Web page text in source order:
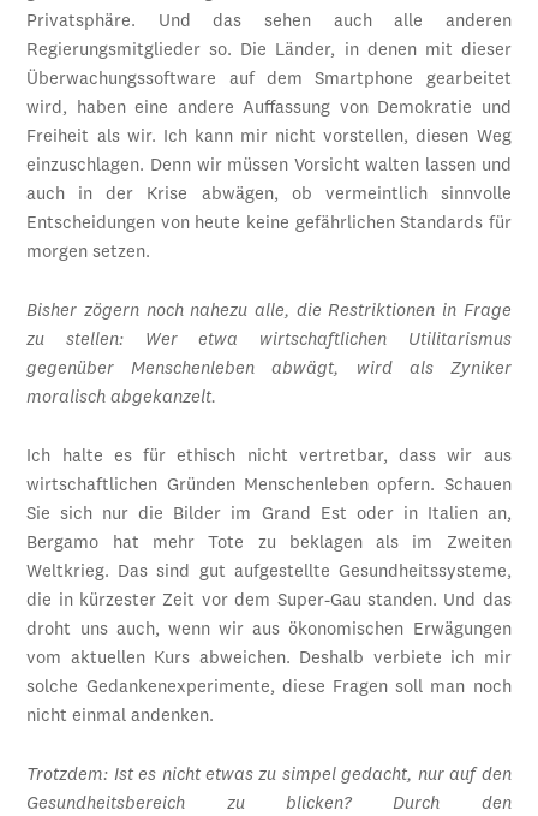
Privatsphäre. Und das sehen auch alle anderen
Regierungsmitglieder so. Die Länder, in denen mit dieser
Überwachungssoftware auf dem Smartphone gearbeitet
wird, haben eine andere Auffassung von Demokratie und
Freiheit als wir. Ich kann mir nicht vorstellen, diesen Weg
einzuschlagen. Denn wir müssen Vorsicht walten lassen und
auch in der Krise abwägen, ob vermeintlich sinnvolle
Entscheidungen von heute keine gefährlichen Standards für
morgen setzen.
Bisher zögern noch nahezu alle, die Restriktionen in Frage
zu stellen: Wer etwa wirtschaftlichen Utilitarismus
gegenüber Menschenleben abwägt, wird als Zyniker
moralisch abgekanzelt.
Ich halte es für ethisch nicht vertretbar, dass wir aus
wirtschaftlichen Gründen Menschenleben opfern. Schauen
Sie sich nur die Bilder im Grand Est oder in Italien an,
Bergamo hat mehr Tote zu beklagen als im Zweiten
Weltkrieg. Das sind gut aufgestellte Gesundheitssysteme,
die in kürzester Zeit vor dem Super-Gau standen. Und das
droht uns auch, wenn wir aus ökonomischen Erwägungen
vom aktuellen Kurs abweichen. Deshalb verbiete ich mir
solche Gedankenexperimente, diese Fragen soll man noch
nicht einmal andenken.
Trotzdem: Ist es nicht etwas zu simpel gedacht, nur auf den
Gesundheitsbereich zu blicken? Durch den